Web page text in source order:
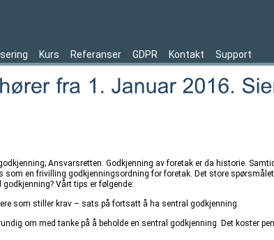
Kurs Referanser GDPR Kontakt Support
Ansvarsretten. Godkjenning av foretak er da historie.
som en frivilling godkjenningsordning for foretak. Det store
Vårt tips er følgende:
som stiller krav – sats på fortsatt å ha sentral godkjenning.
om med tanke på å beholde en sentral godkjenning. Det koster